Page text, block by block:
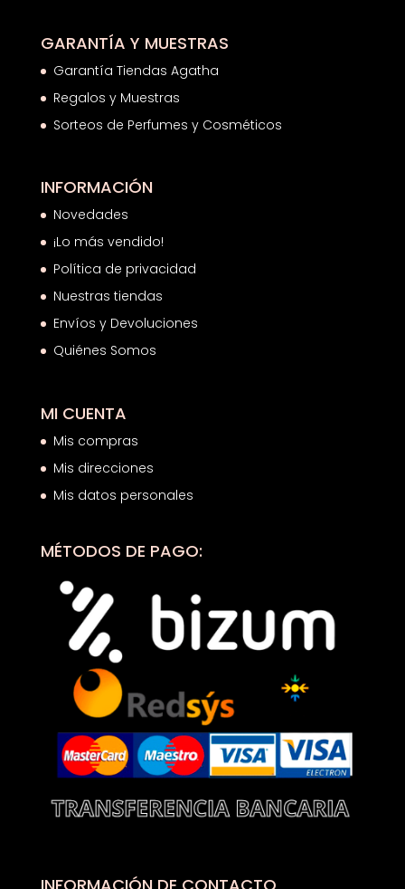
GARANTÍA Y MUESTRAS
Garantía Tiendas Agatha
Regalos y Muestras
Sorteos de Perfumes y Cosméticos
INFORMACIÓN
Novedades
¡Lo más vendido!
Política de privacidad
Nuestras tiendas
Envíos y Devoluciones
Quiénes Somos
MI CUENTA
Mis compras
Mis direcciones
Mis datos personales
MÉTODOS DE PAGO: